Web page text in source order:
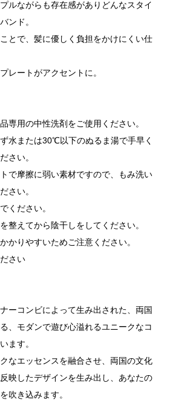
ルながらも存在感がありどんなスタイ
ンド。
とで、髪に優しく負担をかけにくい仕
レートがアクセントに。
専用の中性洗剤をご使用ください。
水または30℃以下のぬるま湯で手早く
さい。
で摩擦に弱い素材ですので、もみ洗い
さい。
ください。
整えてから陰干しをしてください。
りやすいためご注意ください。
さい
ーコンビによって生み出された、両国
、モダンで遊び心溢れるユニークなコ
ます。
なエッセンスを融合させ、両国の文化
映したデザインを生み出し、あなたの
吹き込みます。